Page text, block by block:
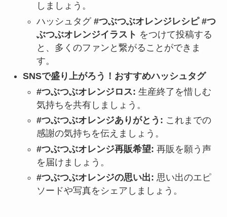
しましょう。
ハッシュタグ #つぶつぶオレンジレシピ #つ
ぶつぶオレンジイラスト をつけて投稿する
と、多くのファンと繋がることができま
す。
SNSで盛り上がろう！おすすめハッシュタグ
#つぶつぶオレンジロス: 生産終了を惜しむ
気持ちを共有しましょう。
#つぶつぶオレンジありがとう: これまでの
感謝の気持ちを伝えましょう。
#つぶつぶオレンジ再販希望: 再販を願う声
を届けましょう。
#つぶつぶオレンジの思い出: 思い出のエピ
ソードや写真をシェアしましょう。